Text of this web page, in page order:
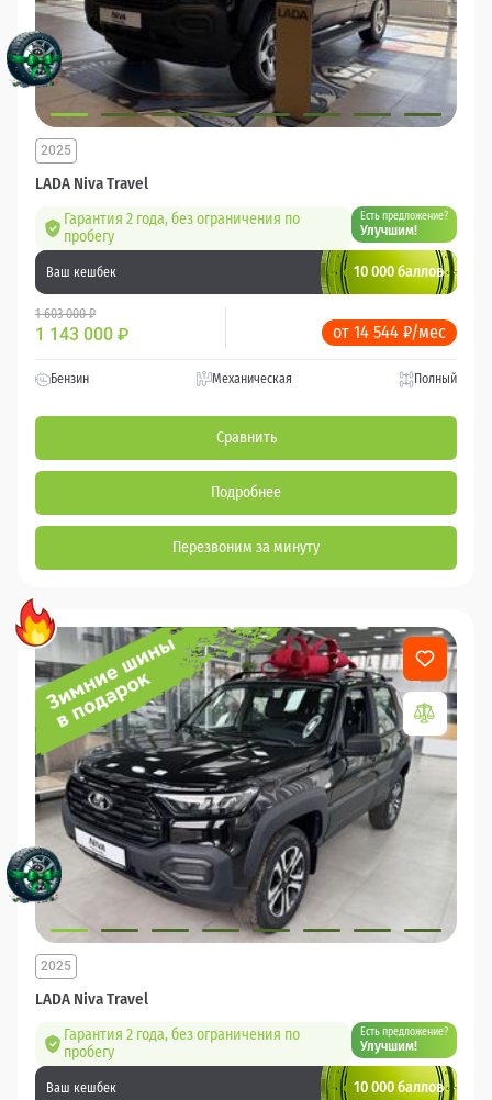
LADA Niva Travel
2025
Гарантия 2 года, без ограничения по
пробегу
Есть предложение?
Улучшим!
Ваш кешбек 10 000 баллов
1 603 000 ₽
1 143 000 ₽ от 14 544 ₽/мес
Бензин Механическая Полный
Сравнить
Подробнее
Перезвоним за минуту
LADA Niva Travel
2025
Гарантия 2 года, без ограничения по
пробегу
Есть предложение?
Улучшим!
Ваш кешбек 10 000 баллов